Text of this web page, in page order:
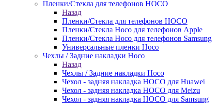
Пленки/Стекла для телефонов HOCO
Назад
Пленки/Стекла для телефонов HOCO
Пленки/Стекла Hoco для телефонов Apple
Пленки/Стекла Hoco для телефонов Samsung
Универсальные пленки Hoco
Чехлы / Задние накладки Hoco
Назад
Чехлы / Задние накладки Hoco
Чехол - задняя накладка HOCO для Huawei
Чехол - задняя накладка HOCO для Meizu
Чехол - задняя накладка HOCO для Samsung